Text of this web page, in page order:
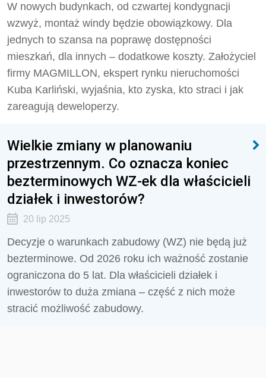
W nowych budynkach, od czwartej kondygnacji
wzwyż, montaż windy będzie obowiązkowy. Dla
jednych to szansa na poprawę dostępności
mieszkań, dla innych – dodatkowe koszty. Założyciel
firmy MAGMILLON, ekspert rynku nieruchomości
Kuba Karliński, wyjaśnia, kto zyska, kto straci i jak
zareagują deweloperzy.
Wielkie zmiany w planowaniu
przestrzennym. Co oznacza koniec
bezterminowych WZ-ek dla właścicieli
działek i inwestorów?
20 lip 2025
Decyzje o warunkach zabudowy (WZ) nie będą już
bezterminowe. Od 2026 roku ich ważność zostanie
ograniczona do 5 lat. Dla właścicieli działek i
inwestorów to duża zmiana – część z nich może
stracić możliwość zabudowy.